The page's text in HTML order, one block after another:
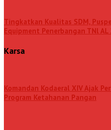
Tingkatkan Kualitas SDM,
Equipment Penerbangan TNl AL
Karsa
Komandan Kodaeral XIV Ajak
Program Ketahanan Pangan